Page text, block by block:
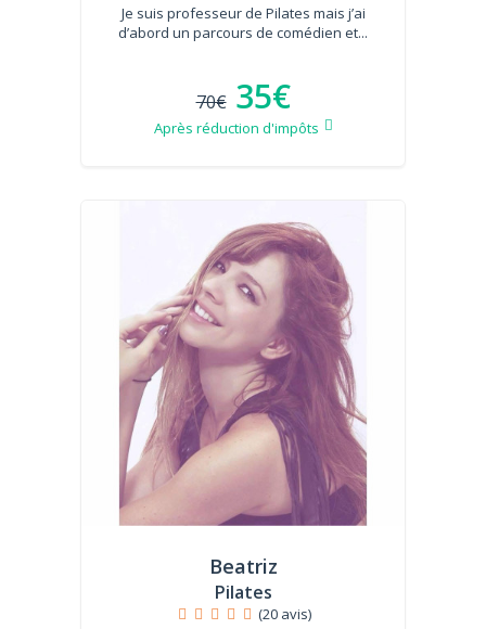
Je suis professeur de Pilates mais j’ai
d’abord un parcours de comédien et...
70€ 35€
Après réduction d'impôts
Beatriz
Pilates
(20 avis)